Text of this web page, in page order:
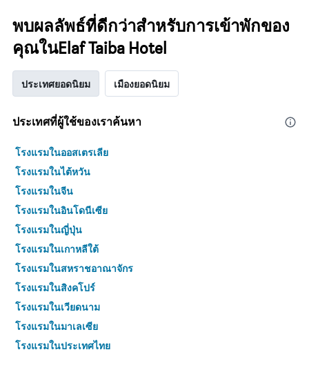
พบผลลัพธ์ที่ดีกว่าสำหรับการเข้าพักของ
คุณในElaf Taiba Hotel
ประเทศยอดนิยม เมืองยอดนิยม
ประเทศที่ผู้ใช้ของเราค้นหา
โรงแรมในออสเตรเลีย
โรงแรมในไต้หวัน
โรงแรมในจีน
โรงแรมในอินโดนีเซีย
โรงแรมในญี่ปุ่น
โรงแรมในเกาหลีใต้
โรงแรมในสหราชอาณาจักร
โรงแรมในสิงคโปร์
โรงแรมในเวียดนาม
โรงแรมในมาเลเซีย
โรงแรมในประเทศไทย